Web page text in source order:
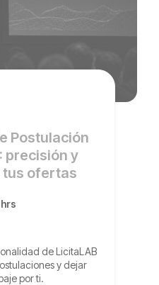
Postulación
precisión y
tus ofertas
de LicitaLAB
y dejar
por ti.